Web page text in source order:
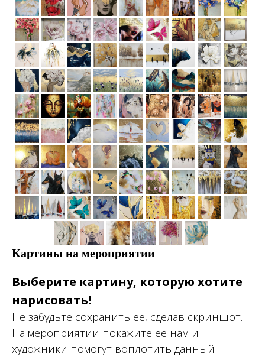
Картины на мероприятии
Выберите картину, которую хотите
нарисовать!
Не забудьте сохранить её, сделав скриншот.
На мероприятии покажите ее нам и
художники помогут воплотить данный